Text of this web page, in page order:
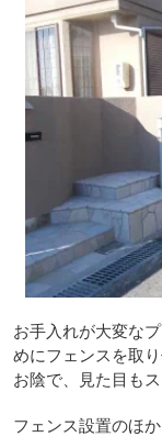
お手入れが大変な
めにフェンスを取
お陰で、見た目も
フェンス設置のほ